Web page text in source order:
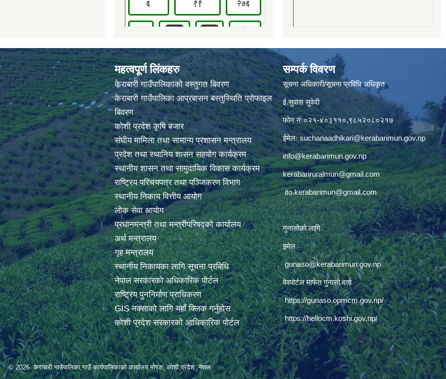
महत्वपूर्ण लिंकहरु
केराबारी गाउँपालिकाको वस्तुगत बिवरण
केराबारी गाउँपालिका आप्रबासन बस्तुस्थिति प्रोफाइल
बिवरण
कोशी प्रदेश कृषि बजार
संघीय मामिला तथा सामान्य प्रशासन मन्त्रालय
प्रदेश तथा स्थानिय शासन सहयोग कार्यक्रम
स्थानीय शासन तथा सामुदायिक विकास कार्यक्रम
राष्ट्रिय परिचयपत्र तथा पञ्जिकरण विभाग
स्थानीय निकाय वित्तीय आयोग
लोक सेवा आयोग
प्रधानमन्त्री तथा मन्त्रीपरिषद्को कार्यालय
अर्थ मन्त्रालय
गृह मन्त्रालय
स्थानीय निकायका लागि सूचना प्रबिधि
नेपाल सरकारको अधिकारिक पोर्टल
राष्ट्रिय पुननिर्माण प्राधिकरण
GIS नक्साको लागि यहाँ क्लिक गर्नुहोस
कोशी प्रदेश सरकारको आधिकारिक पोर्टल
सम्पर्क विवरण
सूचना अधिकारी/सूचना प्रविधि अधिकृत
ई.सुवास सुवेदी
फोन नंः०२१-४०३११०,९८५२०८०२१७
ईमेलःsuchanaadhikari@kerabarimun.gov.np
info@kerabarimun.gov.np
kerabariruralmun@gmail.com
ito.kerabarimun@gmail.com
गुनासोको लागि
इमेल
gunaso@kerabarimun.gov.np
वेवपोर्टल मार्फत गुनासो दर्ता
https://gunaso.opmcm.gov.np/
https://hellocm.koshi.gov.np/
© 2026 केराबारी गाउँपालिका,गाउँ कार्यपालिकाको कार्यालय मोरङ, कोशी प्रदेश ,नेपाल